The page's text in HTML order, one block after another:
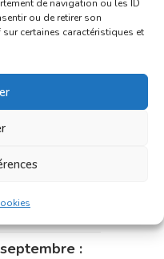
de navigation ou les ID
ou de retirer son
certaines caractéristiques et
: